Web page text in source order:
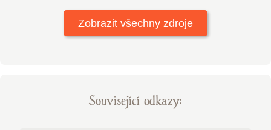
Zobrazit všechny zdroje
Související odkazy: